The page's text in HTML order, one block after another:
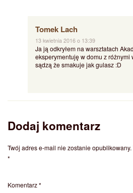
Tomek Lach
13 kwietnia 2016 o 13:39
Ja ją odkryłem na warsztatach
eksperymentuję w domu z
sądzą że smakuje jak gulasz :D
Dodaj komentarz
Twój adres e-mail nie zostanie opublikowany.
*
Komentarz*